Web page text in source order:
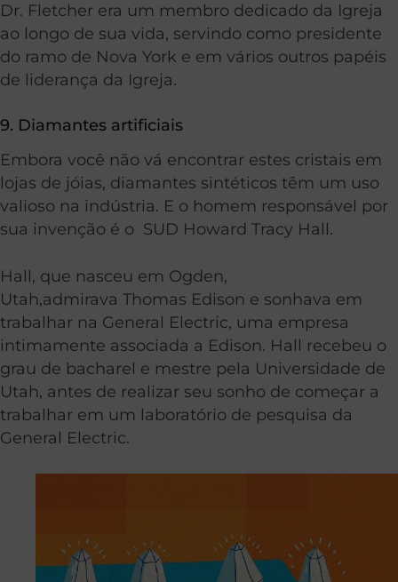
Dr. Fletcher era um membro dedicado da Igreja
ao longo de sua vida, servindo como presidente
do ramo de Nova York e em vários outros papéis
de liderança da Igreja.
9. Diamantes artificiais
Embora você não vá encontrar estes cristais em
lojas de jóias, diamantes sintéticos têm um uso
valioso na indústria. E o homem responsável por
sua invenção é o SUD Howard Tracy Hall.
Hall, que nasceu em Ogden,
Utah,admirava Thomas Edison e sonhava em
trabalhar na General Electric, uma empresa
intimamente associada a Edison. Hall recebeu o
grau de bacharel e mestre pela Universidade de
Utah, antes de realizar seu sonho de começar a
trabalhar em um laboratório de pesquisa da
General Electric.